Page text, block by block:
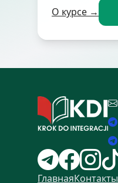
О курсе →
ГлавнаяКонтакты